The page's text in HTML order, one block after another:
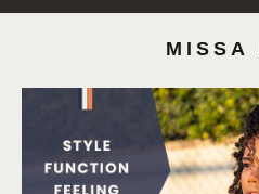
MISSA